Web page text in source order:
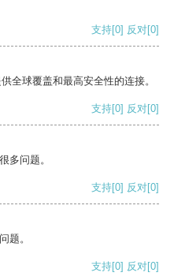
支持[0] 反对[0]
全球覆盖和最高安全性的连接。
支持[0] 反对[0]
多问题。
支持[0] 反对[0]
题。
支持[0] 反对[0]